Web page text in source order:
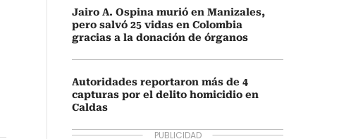
Jairo A. Ospina murió en Manizales,
pero salvó 25 vidas en Colombia
gracias a la donación de órganos
Autoridades reportaron más de 4
capturas por el delito homicidio en
Caldas